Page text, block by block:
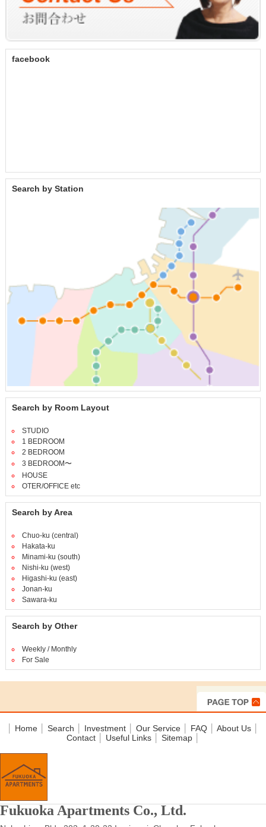
facebook
Search by Station
Search by Room Layout
STUDIO
1 BEDROOM
2 BEDROOM
3 BEDROOM〜
HOUSE
OTER/OFFICE etc
Search by Area
Chuo-ku (central)
Hakata-ku
Minami-ku (south)
Nishi-ku (west)
Higashi-ku (east)
Jonan-ku
Sawara-ku
Search by Other
Weekly / Monthly
For Sale
Home Search Investment Our Service FAQ About Us
Contact│ Useful Links│ Sitemap│
Fukuoka Apartments Co., Ltd.